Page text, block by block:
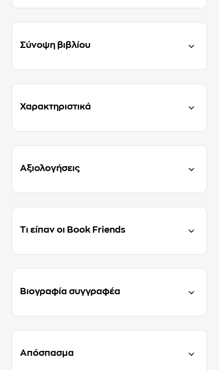
Σύνοψη βιβλίου
Χαρακτηριστικά
Αξιολογήσεις
Τι είπαν οι Book Friends
Βιογραφία συγγραφέα
Απόσπασμα